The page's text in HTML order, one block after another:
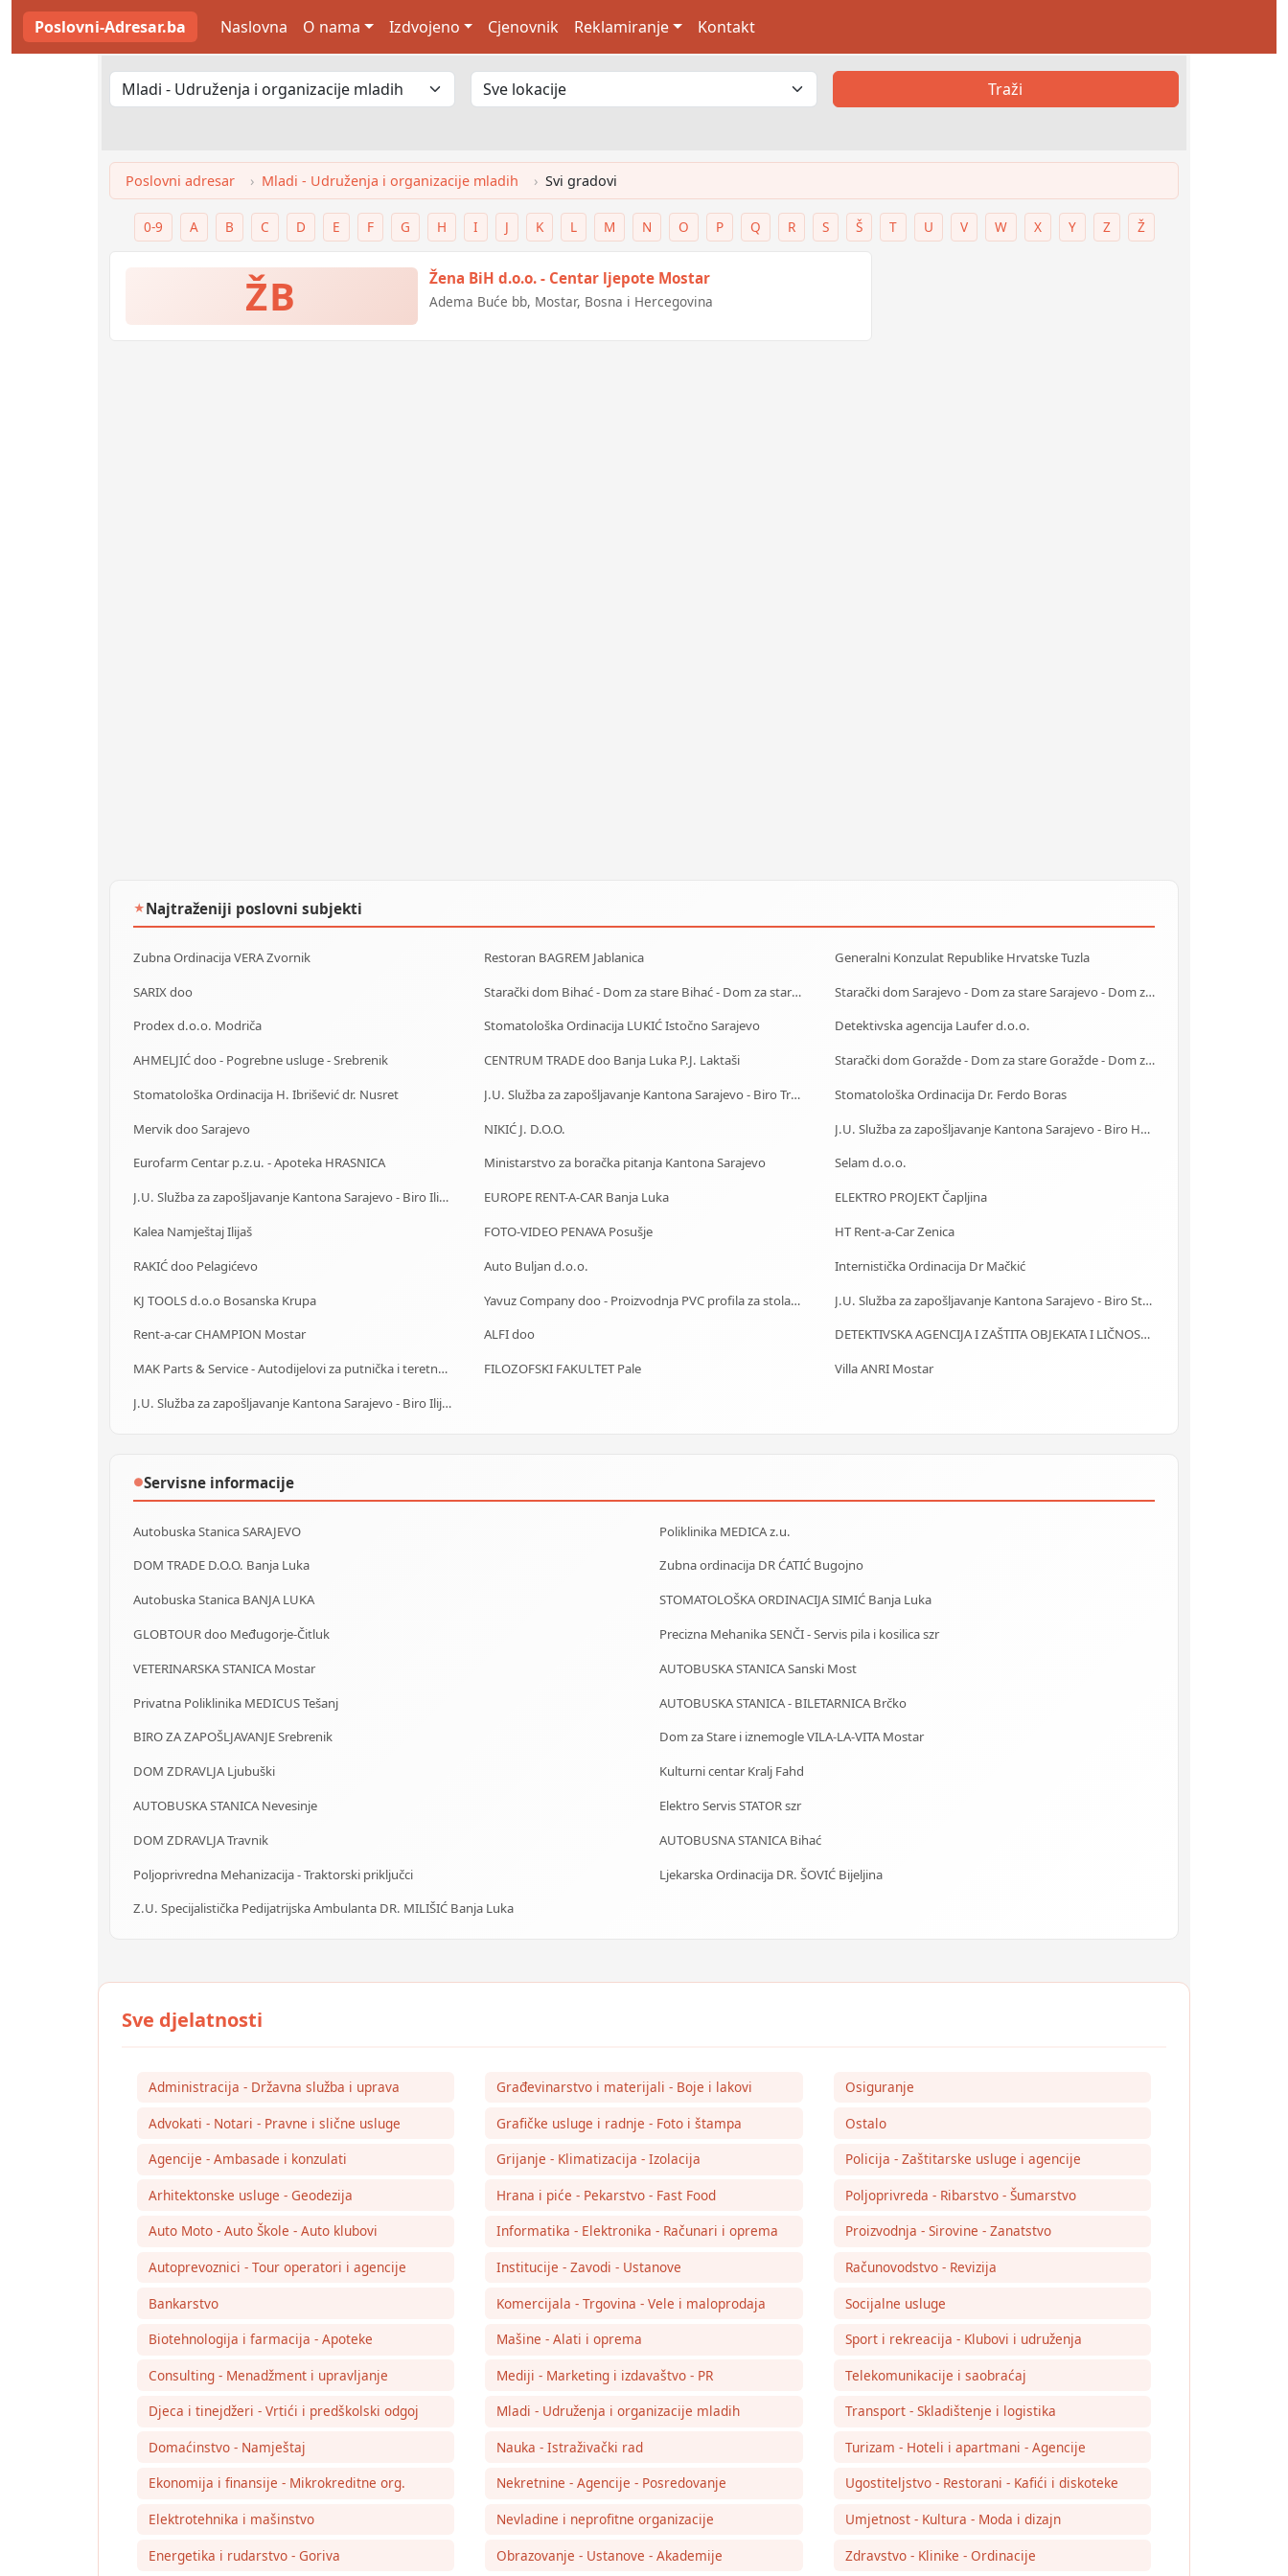
Poslovni-Adresar.ba Naslovna O nama Izdvojeno Cjenovnik Reklamiranje Kontakt
Traži
Poslovni adresar Mladi - Udruženja i organizacije mladih Svi gradovi
0-9 A B C D E F G H I J K L M N O P Q R S Š T U V W X Y Z Ž
ŽB Žena BiH d.o.o. - Centar ljepote Mostar
Adema Buće bb, Mostar, Bosna i Hercegovina
★Najtraženiji poslovni subjekti
Zubna Ordinacija VERA Zvornik Restoran BAGREM Jablanica
Generalni Konzulat Republike Hrvatske Tuzla
SARIX doo
Starački dom Bihać - Dom za stare Bihać - Dom za stara lica Bihać
Starački dom Sarajevo - Dom za stare Sarajevo - Dom za stara lica Sarajevo
Prodex d.o.o. Modriča
Stomatološka Ordinacija LUKIĆ Istočno Sarajevo
Detektivska agencija Laufer d.o.o.
AHMELJIĆ doo - Pogrebne usluge - Srebrenik
CENTRUM TRADE doo Banja Luka P.J. Laktaši
Starački dom Goražde - Dom za stare Goražde - Dom za stara lica Goražde
Stomatološka Ordinacija H. Ibrišević dr. Nusret
J.U. Služba za zapošljavanje Kantona Sarajevo - Biro Trnovo
Stomatološka Ordinacija Dr. Ferdo Boras
Mervik doo Sarajevo
NIKIĆ J. D.O.O.
J.U. Služba za zapošljavanje Kantona Sarajevo - Biro Hadžići
Eurofarm Centar p.z.u. - Apoteka HRASNICA
Ministarstvo za boračka pitanja Kantona Sarajevo
Selam d.o.o.
J.U. Služba za zapošljavanje Kantona Sarajevo - Biro Ilidža
EUROPE RENT-A-CAR Banja Luka
ELEKTRO PROJEKT Čapljina
Kalea Namještaj Ilijaš
FOTO-VIDEO PENAVA Posušje
HT Rent-a-Car Zenica
RAKIĆ doo Pelagićevo
Auto Buljan d.o.o.
Internistička Ordinacija Dr Mačkić
KJ TOOLS d.o.o Bosanska Krupa
Yavuz Company doo - Proizvodnja PVC profila za stolariju
J.U. Služba za zapošljavanje Kantona Sarajevo - Biro Stari Grad
Rent-a-car CHAMPION Mostar
ALFI doo
DETEKTIVSKA AGENCIJA I ZAŠTITA OBJEKATA I LIČNOSTI ALFA DM Travnik
MAK Parts & Service - Autodijelovi za putnička i teretna vozila Gračanica
FILOZOFSKI FAKULTET Pale
Villa ANRI Mostar
J.U. Služba za zapošljavanje Kantona Sarajevo - Biro IlijaŠ
●Servisne informacije
Autobuska Stanica SARAJEVO
Poliklinika MEDICA z.u.
DOM TRADE D.O.O. Banja Luka
Zubna ordinacija DR ĆATIĆ Bugojno
Autobuska Stanica BANJA LUKA
STOMATOLOŠKA ORDINACIJA SIMIĆ Banja Luka
GLOBTOUR doo Međugorje-Čitluk
Precizna Mehanika SENČI - Servis pila i kosilica szr
VETERINARSKA STANICA Mostar
AUTOBUSKA STANICA Sanski Most
Privatna Poliklinika MEDICUS Tešanj
AUTOBUSKA STANICA - BILETARNICA Brčko
BIRO ZA ZAPOŠLJAVANJE Srebrenik
Dom za Stare i iznemogle VILA-LA-VITA Mostar
DOM ZDRAVLJA Ljubuški
Kulturni centar Kralj Fahd
AUTOBUSKA STANICA Nevesinje
Elektro Servis STATOR szr
DOM ZDRAVLJA Travnik
AUTOBUSNA STANICA Bihać
Poljoprivredna Mehanizacija - Traktorski priključci
Ljekarska Ordinacija DR. ŠOVIĆ Bijeljina
Z.U. Specijalistička Pedijatrijska Ambulanta DR. MILIŠIĆ Banja Luka
Administracija - Državna služba i uprava
Advokati - Notari - Pravne i slične usluge
Agencije - Ambasade i konzulati
Arhitektonske usluge - Geodezija
Auto Moto - Auto Škole - Auto klubovi
Autoprevoznici - Tour operatori i agencije
Bankarstvo
Biotehnologija i farmacija - Apoteke
Consulting - Menadžment i upravljanje
Djeca i tinejdžeri - Vrtići i predškolski odgoj
Domaćinstvo - Namještaj
Ekonomija i finansije - Mikrokreditne org.
Elektrotehnika i mašinstvo
Energetika i rudarstvo - Goriva
Građevinarstvo i materijali - Boje i lakovi
Grafičke usluge i radnje - Foto i štampa
Grijanje - Klimatizacija - Izolacija
Hrana i piće - Pekarstvo - Fast Food
Informatika - Elektronika - Računari i oprema
Institucije - Zavodi - Ustanove
Komercijala - Trgovina - Vele i maloprodaja
Mašine - Alati i oprema
Mediji - Marketing i izdavaštvo - PR
Mladi - Udruženja i organizacije mladih
Nauka - Istraživački rad
Nekretnine - Agencije - Posredovanje
Nevladine i neprofitne organizacije
Obrazovanje - Ustanove - Akademije
Osiguranje
Ostalo
Policija - Zaštitarske usluge i agencije
Poljoprivreda - Ribarstvo - Šumarstvo
Proizvodnja - Sirovine - Zanatstvo
Računovodstvo - Revizija
Socijalne usluge
Sport i rekreacija - Klubovi i udruženja
Telekomunikacije i saobraćaj
Transport - Skladištenje i logistika
Turizam - Hoteli i apartmani - Agencije
Ugostiteljstvo - Restorani - Kafići i diskoteke
Umjetnost - Kultura - Moda i dizajn
Zdravstvo - Klinike - Ordinacije